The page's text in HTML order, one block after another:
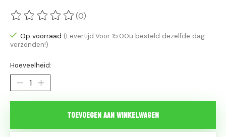
De beoordeling van dit product is
(0)
Op voorraad (Levertijd:Voor 15.00u besteld dezelfde dag
verzonden!)
Hoeveelheid:
Toevoegen aan winkelwagen